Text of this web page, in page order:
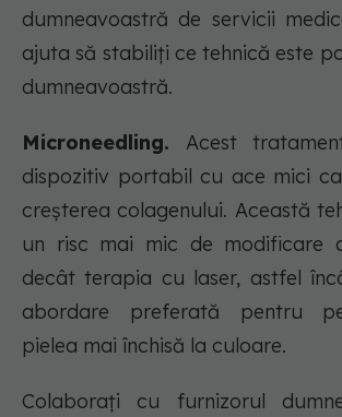
dumneavoastră de servicii
ajuta să stabiliți ce tehnică este
dumneavoastră.
Microneedling. Acest
dispozitiv portabil cu ace mici
creșterea colagenului. Această
un risc mai mic de modificare
decât terapia cu laser, astfel
abordare preferată pentru
pielea mai închisă la culoare.
Colaborați cu furnizorul